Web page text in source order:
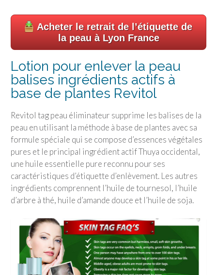
Acheter le retrait de l’étiquette de
la peau à Lyon France
Lotion pour enlever la peau
balises ingrédients actifs à
base de plantes Revitol
Revitol tag peau éliminateur supprime les balises de la
peau en utilisant la méthode à base de plantes avec sa
formule spéciale qui se compose d’essences végétales
pures et le principal ingrédient actif Thuya occidental,
une huile essentielle pure reconnu pour ses
caractéristiques d’étiquette d’enlèvement. Les autres
ingrédients comprennent l’huile de tournesol, l’huile
d’arbre à thé, huile d’amande douce et l’huile de soja.